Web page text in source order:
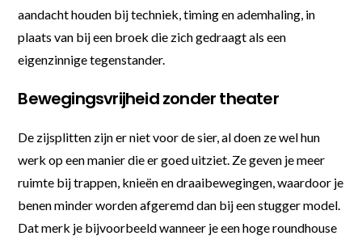
aandacht houden bij techniek, timing en ademhaling, in
plaats van bij een broek die zich gedraagt als een
eigenzinnige tegenstander.
Bewegingsvrijheid zonder theater
De zijsplitten zijn er niet voor de sier, al doen ze wel hun
werk op een manier die er goed uitziet. Ze geven je meer
ruimte bij trappen, knieën en draaibewegingen, waardoor je
benen minder worden afgeremd dan bij een stugger model.
Dat merk je bijvoorbeeld wanneer je een hoge roundhouse